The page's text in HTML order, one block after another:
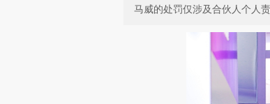
马威的处罚仅涉及合伙人个人